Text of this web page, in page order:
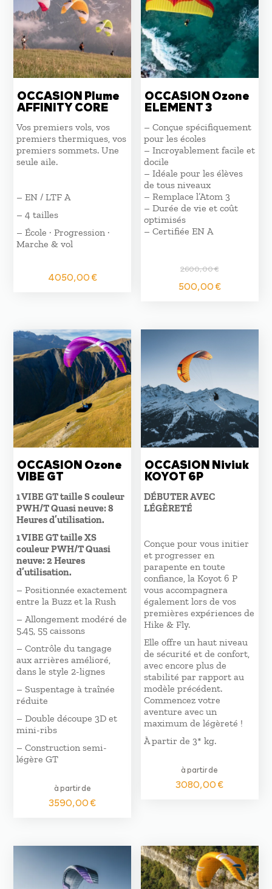
ancien
OCCASION Plume
AFFINITY CORE
Vos premiers vols, vos
premiers thermiques, vos
premiers sommets. Une
seule aile.
– EN / LTF A
– 4 tailles
– École · Progression ·
Marche & vol
4050,00€
OCCASION Ozone
ELEMENT 3
– Conçue spécifiquement
pour les écoles
– Incroyablement facile et
docile
– Idéale pour les élèves
de tous niveaux
– Remplace l’Atom 3
– Durée de vie et coût
optimisés
– Certifiée EN A
2600,00€
Le
prix
2600,00 €.
500,00€Le
OCCASION Ozone
VIBE GT
1 VIBE GT taille S couleur
PWH/T Quasi neuve: 8
Heures d’utilisation.
1 VIBE GT taille XS
couleur PWH/T Quasi
neuve: 2 Heures
d’utilisation.
– Positionnée exactement
entre la Buzz et la Rush
– Allongement modéré de
5.45, 55 caissons
– Contrôle du tangage
aux arrières amélioré,
dans le style 2-lignes
– Suspentage à traînée
réduite
– Double découpe 3D et
mini-ribs
– Construction semi-
légère GT
à partir de
3590,00€
OCCASION Niviuk
KOYOT 6P
DÉBUTER AVEC
LÉGÈRETÉ
Conçue pour vous initier
et progresser en
parapente en toute
confiance, la Koyot 6 P
vous accompagnera
également lors de vos
premières expériences de
Hike & Fly.
Elle offre un haut niveau
de sécurité et de confort,
avec encore plus de
stabilité par rapport au
modèle précédent.
Commencez votre
aventure avec un
maximum de légèreté !
À partir de 3* kg.
à partir de
3080,00€